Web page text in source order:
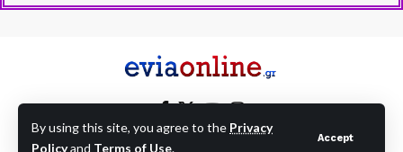
By using this site, you agree to the Privacy
Policyand Terms of Use.
Accept